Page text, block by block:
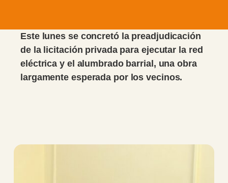
Este lunes se concretó la preadjudicación
de la licitación privada para ejecutar la red
eléctrica y el alumbrado barrial, una obra
largamente esperada por los vecinos.